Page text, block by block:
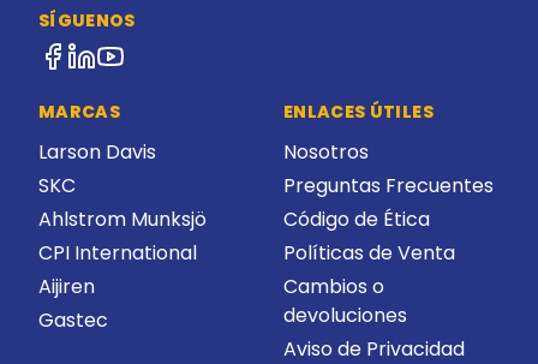
SÍGUENOS
MARCAS
Larson Davis
SKC
Ahlstrom Munksjö
CPI International
Aijiren
Gastec
ENLACES ÚTILES
Nosotros
Preguntas Frecuentes
Código de Ética
Políticas de Venta
Cambios o
devoluciones
Aviso de Privacidad